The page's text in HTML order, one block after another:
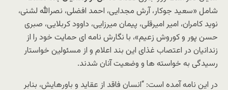
شامل «سعید جوکار، آرش مجدایی، احمد افضلی، نصرالله لشنی،
نوید کامران، امیر امیرقلی، پیمان میرزایی، داوود کربلایی، صبری
حسن پور و کوروش زعیم»، با نگارش نامه ای حمایت خود را از
زندانیان در اعتصاب غذای این بند اعلام و از مسئولین خواستار
رسیدگی به خواسته ها و وضعیت آنان شدند.
در این نامه آمده است: “انسان فاقد از عقاید و باورهایش، بنابر